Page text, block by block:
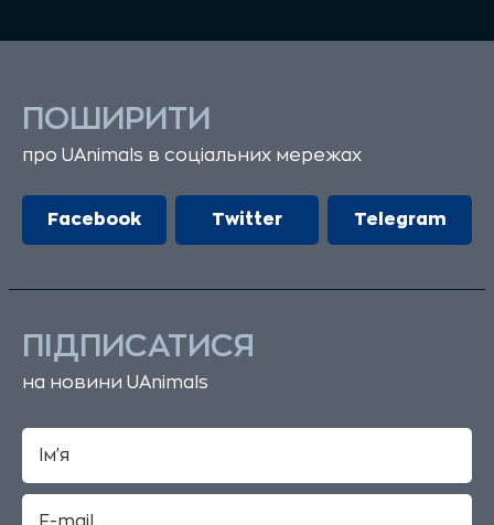
ПОШИРИТИ
про UAnimals в соціальних мережах
Facebook Twitter Telegram
ПІДПИСАТИСЯ
на новини UAnimals